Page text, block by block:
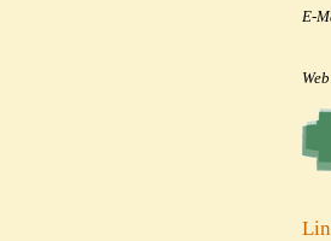
E-